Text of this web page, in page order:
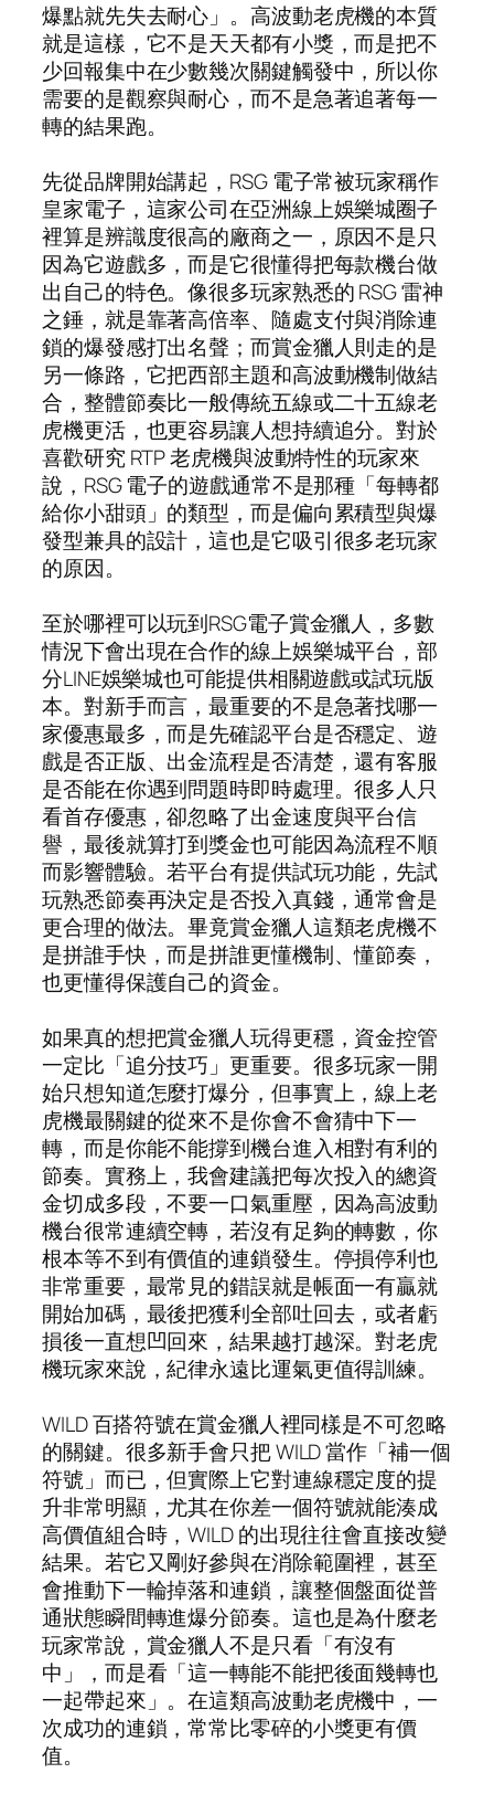
爆點就先失去耐心」。高波動老虎機的本質
就是這樣，它不是天天都有小獎，而是把不
少回報集中在少數幾次關鍵觸發中，所以你
需要的是觀察與耐心，而不是急著追著每一
轉的結果跑。
先從品牌開始講起，RSG 電子常被玩家稱作
皇家電子，這家公司在亞洲線上娛樂城圈子
裡算是辨識度很高的廠商之一，原因不是只
因為它遊戲多，而是它很懂得把每款機台做
出自己的特色。像很多玩家熟悉的 RSG 雷神
之錘，就是靠著高倍率、隨處支付與消除連
鎖的爆發感打出名聲；而賞金獵人則走的是
另一條路，它把西部主題和高波動機制做結
合，整體節奏比一般傳統五線或二十五線老
虎機更活，也更容易讓人想持續追分。對於
喜歡研究 RTP 老虎機與波動特性的玩家來
說，RSG 電子的遊戲通常不是那種「每轉都
給你小甜頭」的類型，而是偏向累積型與爆
發型兼具的設計，這也是它吸引很多老玩家
的原因。
至於哪裡可以玩到RSG電子賞金獵人，多數
情況下會出現在合作的線上娛樂城平台，部
分LINE娛樂城也可能提供相關遊戲或試玩版
本。對新手而言，最重要的不是急著找哪一
家優惠最多，而是先確認平台是否穩定、遊
戲是否正版、出金流程是否清楚，還有客服
是否能在你遇到問題時即時處理。很多人只
看首存優惠，卻忽略了出金速度與平台信
譽，最後就算打到獎金也可能因為流程不順
而影響體驗。若平台有提供試玩功能，先試
玩熟悉節奏再決定是否投入真錢，通常會是
更合理的做法。畢竟賞金獵人這類老虎機不
是拼誰手快，而是拼誰更懂機制、懂節奏，
也更懂得保護自己的資金。
如果真的想把賞金獵人玩得更穩，資金控管
一定比「追分技巧」更重要。很多玩家一開
始只想知道怎麼打爆分，但事實上，線上老
虎機最關鍵的從來不是你會不會猜中下一
轉，而是你能不能撐到機台進入相對有利的
節奏。實務上，我會建議把每次投入的總資
金切成多段，不要一口氣重壓，因為高波動
機台很常連續空轉，若沒有足夠的轉數，你
根本等不到有價值的連鎖發生。停損停利也
非常重要，最常見的錯誤就是帳面一有贏就
開始加碼，最後把獲利全部吐回去，或者虧
損後一直想凹回來，結果越打越深。對老虎
機玩家來說，紀律永遠比運氣更值得訓練。
WILD 百搭符號在賞金獵人裡同樣是不可忽略
的關鍵。很多新手會只把 WILD 當作「補一個
符號」而已，但實際上它對連線穩定度的提
升非常明顯，尤其在你差一個符號就能湊成
高價值組合時，WILD 的出現往往會直接改變
結果。若它又剛好參與在消除範圍裡，甚至
會推動下一輪掉落和連鎖，讓整個盤面從普
通狀態瞬間轉進爆分節奏。這也是為什麼老
玩家常說，賞金獵人不是只看「有沒有
中」，而是看「這一轉能不能把後面幾轉也
一起帶起來」。在這類高波動老虎機中，一
次成功的連鎖，常常比零碎的小獎更有價
值。